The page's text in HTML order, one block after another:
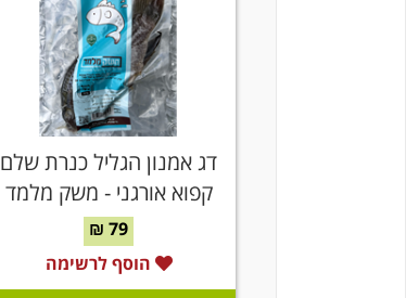
דג אמנון הגליל כנרת שלם
קפוא אורגני - משק מלמד
79 ₪
הוסף לרשימה